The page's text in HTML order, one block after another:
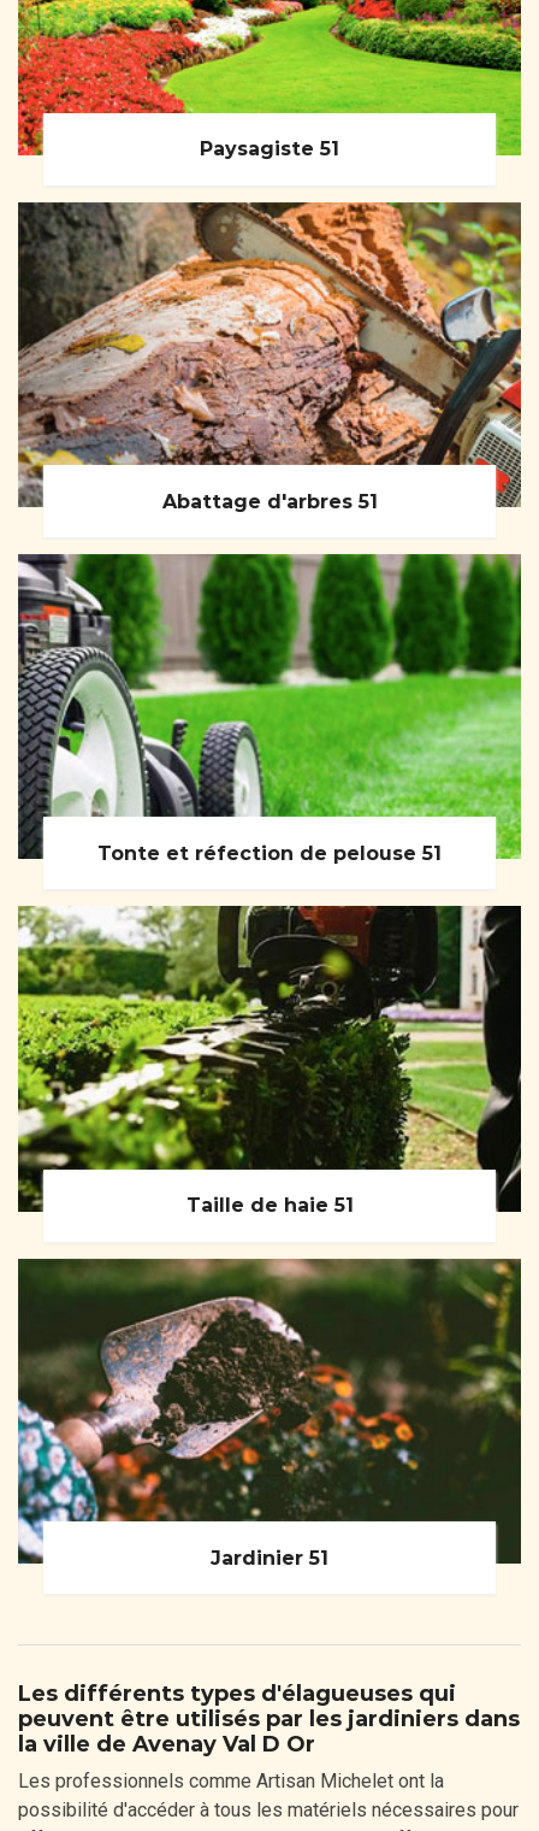
Paysagiste 51
Abattage d'arbres 51
Tonte et réfection de pelouse 51
Taille de haie 51
Jardinier 51
Les différents types d'élagueuses qui
peuvent être utilisés par les jardiniers dans
la ville de Avenay Val D Or
Les professionnels comme Artisan Michelet ont la
possibilité d'accéder à tous les matériels nécessaires pour